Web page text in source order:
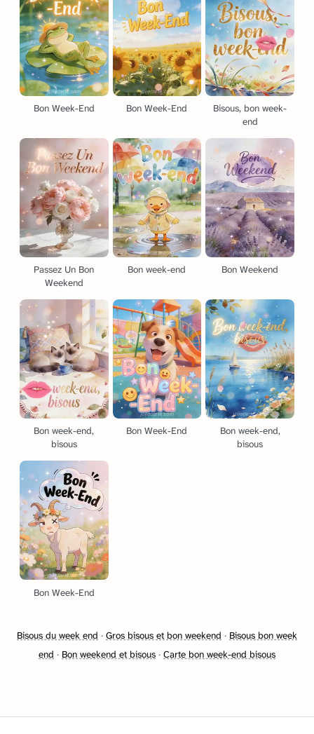
Bon Week-End Bon Week-End
Bisous, bon week-
end
Passez Un Bon
Weekend
Bon week-end Bon Weekend
Bon week-end,
bisous
Bon Week-End
Bon week-end,
bisous
Bon Week-End
Bisous du week end · Gros bisous et bon weekend · Bisous bon week
end · Bon weekend et bisous · Carte bon week-end bisous